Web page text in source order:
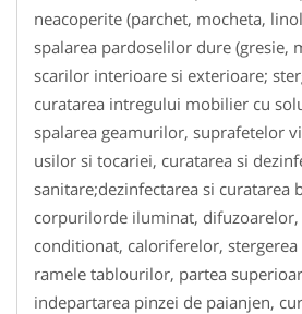
neacoperite (parchet, mocheta,
spalarea pardoselilor dure (gresie,
scarilor interioare si exterioare;
curatarea intregului mobilier cu
spalarea geamurilor, suprafetelor
usilor si tocariei, curatarea si
sanitare;dezinfectarea si curatarea
corpurilorde iluminat,
conditionat, caloriferelor,
ramele tablourilor, partea
indepartarea pinzei de paianjen,